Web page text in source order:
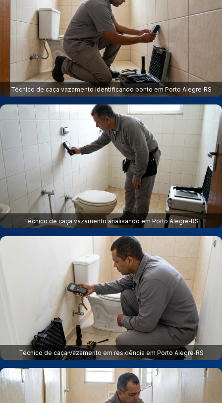
Técnico de caça vazamento identificando ponto em Porto Alegre‑RS
Técnico de caça vazamento analisando em Porto Alegre‑RS
Técnico de caça vazamento em residência em Porto Alegre‑RS